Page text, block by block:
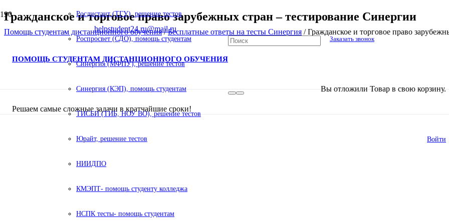
helpstudent24.ru@mail.ru
ПОМОЩЬ СТУДЕНТАМ ДИСТАНЦИОННОГО ОБУЧЕНИЯ
Решаем самые сложные задачи в кратчайшие сроки!
В списке найденных результатов
Заказать звонок
Вы отложили Товар в свою корзину.
Войти
Росдистант (ТГУ), решение тестов
Роспросвет (СДО), помощь студентам
Синергия (МФПУ), решение тестов
Синергия (КЭП), помощь студентам
ТИСБИ (ТИБ, НОУ ВО), решение тестов
Юрайт, решение тестов
НИИДПО
КМЭПТ- помощь студенту колледжа
НСПК тесты- помощь студентам
Гражданское и торговое право зарубежных стран – тестирование Синергии
Помощь студентам дистанционного обучения/Бесплатные ответы на тесты Синергия /Гражданское и торговое право